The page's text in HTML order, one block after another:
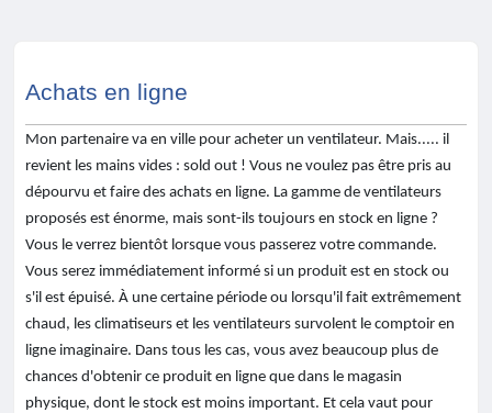
Achats en ligne
Mon partenaire va en ville pour acheter un ventilateur. Mais..... il
revient les mains vides : sold out ! Vous ne voulez pas être pris au
dépourvu et faire des achats en ligne. La gamme de ventilateurs
proposés est énorme, mais sont-ils toujours en stock en ligne ?
Vous le verrez bientôt lorsque vous passerez votre commande.
Vous serez immédiatement informé si un produit est en stock ou
s'il est épuisé. À une certaine période ou lorsqu'il fait extrêmement
chaud, les climatiseurs et les ventilateurs survolent le comptoir en
ligne imaginaire. Dans tous les cas, vous avez beaucoup plus de
chances d'obtenir ce produit en ligne que dans le magasin
physique, dont le stock est moins important. Et cela vaut pour